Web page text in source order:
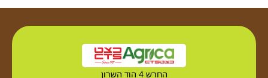
החרש 4 הוד השרון